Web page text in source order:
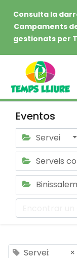
Consulta la
Campaments
gestionats per
Eventos
Servei
Serveis
Binissalem
Servei:
×